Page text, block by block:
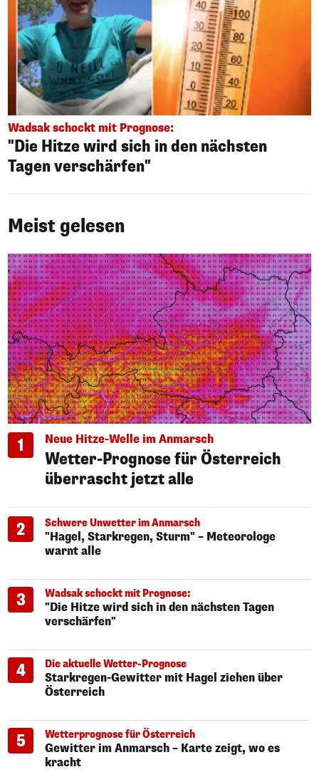
Wadsak schockt mit Prognose:
"Die Hitze wird sich in den nächsten
Tagen verschärfen"
Meist gelesen
1 Neue Hitze-Welle im Anmarsch
Wetter-Prognose für Österreich
überrascht jetzt alle
2 Schwere Unwetter im Anmarsch
"Hagel, Starkregen, Sturm" – Meteorologe
warnt alle
3 Wadsak schockt mit Prognose:
"Die Hitze wird sich in den nächsten Tagen
verschärfen"
4 Die aktuelle Wetter-Prognose
Starkregen-Gewitter mit Hagel ziehen über
Österreich
5 Wetterprognose für Österreich
Gewitter im Anmarsch – Karte zeigt, wo es
kracht